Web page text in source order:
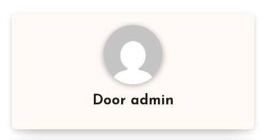
Door admin